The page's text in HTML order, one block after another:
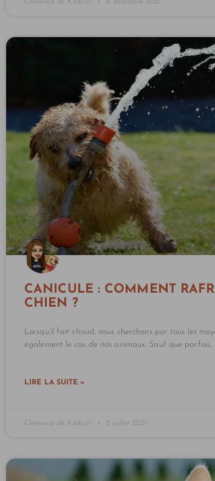
Clémence de Kibbs.fr 6 décembre 2021
CANICULE : COMMENT
CHIEN ?
Lorsqu’il fait chaud, nous cherchons par tous les
également le cas de nos animaux. Sauf que parfois,
LIRE LA SUITE »
Clémence de Kibbs.fr 3 juillet 2021